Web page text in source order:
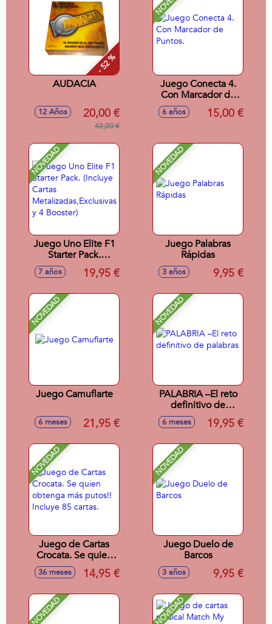
- 52 %
AUDACIA
12 Años 20,00 €
42,00 €
Juego Conecta 4.
Con Marcador de
Puntos.
6 años 15,00 €
NOVEDAD
Juego Uno Elite F1
Starter Pack.
(Incluye Cartas
Metalizadas,Exclusivas
7 años 19,95 €
NOVEDAD
Juego Palabras
Rápidas
3 años 9,95 €
NOVEDAD
Juego Camuflarte
6 meses 21,95 €
NOVEDAD
PALABRIA –El reto
definitivo de
palabras
6 meses 19,95 €
NOVEDAD
Juego de Cartas
Crocata. Se quien
obtenga más
putos!! Incluye 85
36 meses 14,95 €
NOVEDAD
Juego Duelo de
Barcos
3 años 9,95 €
NOVEDAD NOVEDAD